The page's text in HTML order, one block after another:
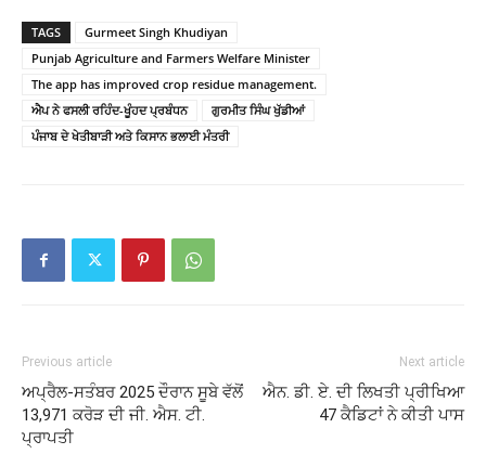
TAGS
Gurmeet Singh Khudiyan
Punjab Agriculture and Farmers Welfare Minister
The app has improved crop residue management.
ਐਪ ਨੇ ਫਸਲੀ ਰਹਿੰਦ-ਖੂੰਹਦ ਪ੍ਰਬੰਧਨ
ਗੁਰਮੀਤ ਸਿੰਘ ਖੁੱਡੀਆਂ
ਪੰਜਾਬ ਦੇ ਖੇਤੀਬਾੜੀ ਅਤੇ ਕਿਸਾਨ ਭਲਾਈ ਮੰਤਰੀ
Previous article
ਅਪ੍ਰੈਲ-ਸਤੰਬਰ 2025 ਦੌਰਾਨ ਸੂਬੇ ਵੱਲੋਂ
13,971 ਕਰੋੜ ਦੀ ਜੀ. ਐਸ. ਟੀ.
ਪ੍ਰਾਪਤੀ
Next article
ਐਨ. ਡੀ. ਏ. ਦੀ ਲਿਖਤੀ ਪ੍ਰੀਖਿਆ
47 ਕੈਡਿਟਾਂ ਨੇ ਕੀਤੀ ਪਾਸ